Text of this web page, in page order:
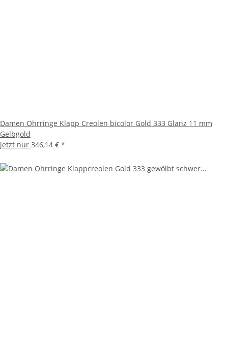
Damen Ohrringe Klapp Creolen bicolor Gold 333 Glanz 11 mm
Gelbgold
jetzt nur 346,14 € *